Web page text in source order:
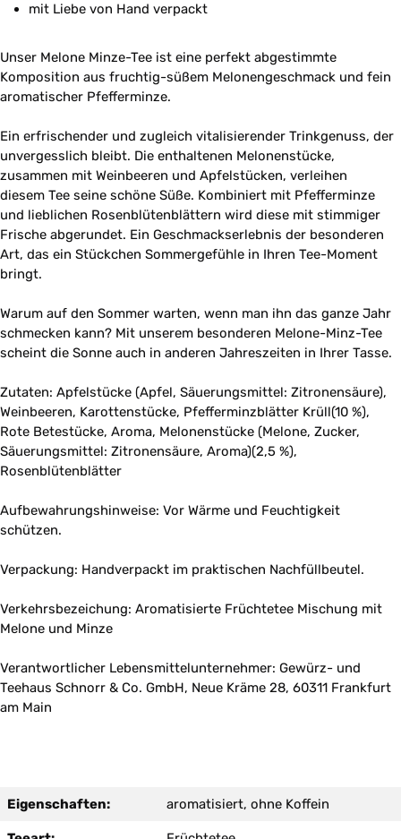
mit Liebe von Hand verpackt
Unser Melone Minze-Tee ist eine perfekt abgestimmte
Komposition aus fruchtig-süßem Melonengeschmack und fein
aromatischer Pfefferminze.
Ein erfrischender und zugleich vitalisierender Trinkgenuss, der
unvergesslich bleibt. Die enthaltenen Melonenstücke,
zusammen mit Weinbeeren und Apfelstücken, verleihen
diesem Tee seine schöne Süße. Kombiniert mit Pfefferminze
und lieblichen Rosenblütenblättern wird diese mit stimmiger
Frische abgerundet. Ein Geschmackserlebnis der besonderen
Art, das ein Stückchen Sommergefühle in Ihren Tee-Moment
bringt.
Warum auf den Sommer warten, wenn man ihn das ganze Jahr
schmecken kann? Mit unserem besonderen Melone-Minz-Tee
scheint die Sonne auch in anderen Jahreszeiten in Ihrer Tasse.
Zutaten: Apfelstücke (Apfel, Säuerungsmittel: Zitronensäure),
Weinbeeren, Karottenstücke, Pfefferminzblätter Krüll(10 %),
Rote Betestücke, Aroma, Melonenstücke (Melone, Zucker,
Säuerungsmittel: Zitronensäure, Aroma)(2,5 %),
Rosenblütenblätter
Aufbewahrungshinweise: Vor Wärme und Feuchtigkeit
schützen.
Verpackung: Handverpackt im praktischen Nachfüllbeutel.
Verkehrsbezeichung: Aromatisierte Früchtetee Mischung mit
Melone und Minze
Verantwortlicher Lebensmittelunternehmer: Gewürz- und
Teehaus Schnorr & Co. GmbH, Neue Kräme 28, 60311 Frankfurt
am Main
Eigenschaften: aromatisiert, ohne Koffein